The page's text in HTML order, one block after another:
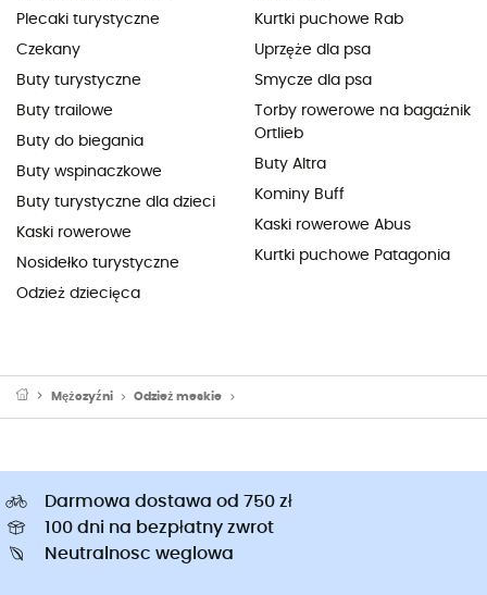
Plecaki turystyczne
Czekany
Buty turystyczne
Buty trailowe
Buty do biegania
Buty wspinaczkowe
Buty turystyczne dla dzieci
Kaski rowerowe
Nosidełko turystyczne
Odzież dziecięca
Kurtki puchowe Rab
Uprzęże dla psa
Smycze dla psa
Torby rowerowe na bagażnik
Ortlieb
Buty Altra
Kominy Buff
Kaski rowerowe Abus
Kurtki puchowe Patagonia
Mężczyźni Odzież meskie
Darmowa dostawa od 750 zł
100 dni na bezpłatny zwrot
Neutralnosc weglowa